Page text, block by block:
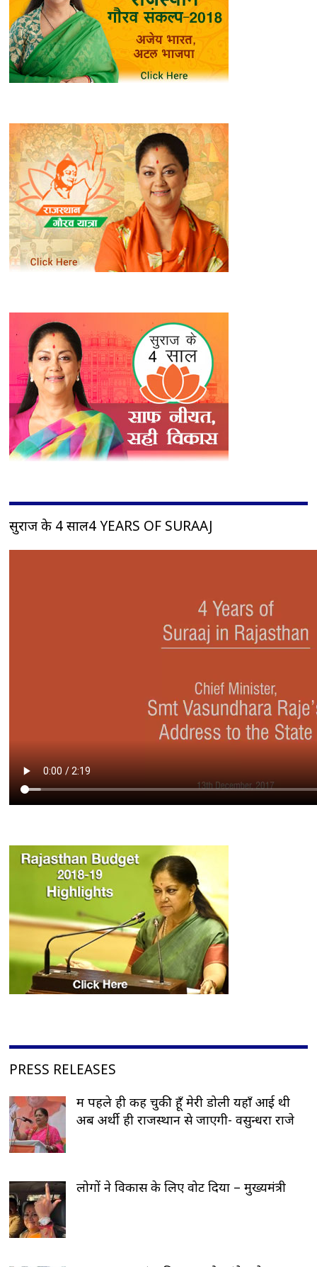
सुराज के 4 साल4 YEARS OF SURAAJ
PRESS RELEASES
मैं पहले ही कह चुकी हूँ मेरी डोली यहाँ आई थी
अब अर्थी ही राजस्थान से जाएगी- वसुन्धरा राजे
लोगों ने विकास के लिए वोट दिया – मुख्यमंत्री